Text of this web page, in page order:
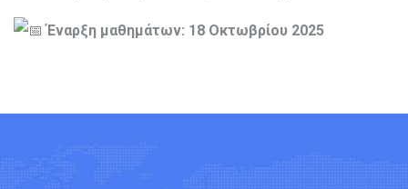
Έναρξη μαθημάτων: 18 Οκτωβρίου 2025